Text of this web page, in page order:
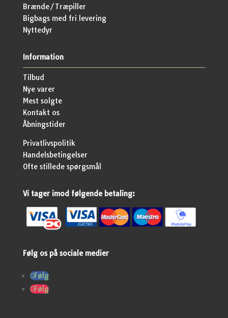
Brænde/Træpiller
Bigbags med fri levering
Nyttedyr
Information
Tilbud
Nye varer
Mest solgte
Kontakt os
Åbningstider
Privatlivspolitik
Handelsbetingelser
Ofte stillede spørgsmål
Vi tager imod følgende betaling:
Følg os på sociale medier
Følg
Følg